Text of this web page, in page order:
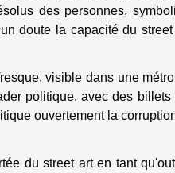
des personnes,
doute la capacité du
visible dans une
politique, avec des billets
ouvertement la
du street art en tant